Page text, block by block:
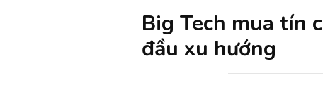
Big Tech mua tín
đầu xu hướng